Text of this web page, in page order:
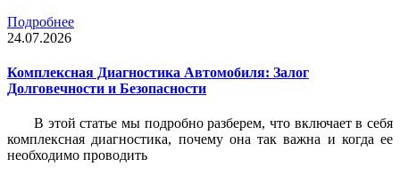
Подробнее
24.07.2026
Комплексная Диагностика Автомобиля: Залог
Долговечности и Безопасности
В этой статье мы подробно разберем, что включает в себя
комплексная диагностика, почему она так важна и когда ее
необходимо проводить